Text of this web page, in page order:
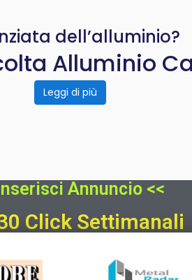
dell’alluminio?
Alluminio
Leggi di più
Annuncio <<
Click Settimanali